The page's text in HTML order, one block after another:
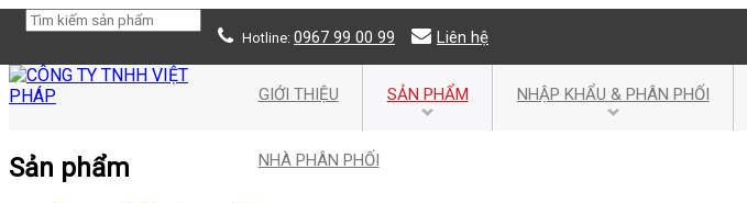
Hotline: 0967 99 00 99 Liên hệ
GIỚI THIỆU SẢN PHẨM NHẬP KHẨU & PHÂN PHỐI
NHÀ PHÂN PHỐI
Sản phẩm